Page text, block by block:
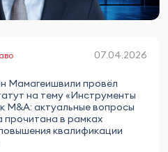
07.04.2026
Мамагеишвили провёл
на тему «Инструменты
M&A: актуальные вопросы
прочитана в рамках
квалификации